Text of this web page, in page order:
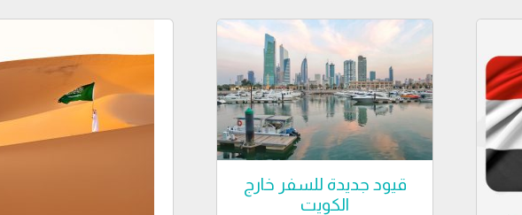
قيود جديدة للسفر خارج
الكويت